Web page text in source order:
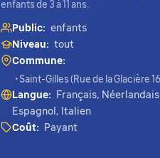
enfants de 3 à 11 ans.
Public: enfants
Niveau: tout
Commune:
• Saint-Gilles (Rue de la Glacière
Langue:
Français,
Espagnol, Italien
Coût:
Payant